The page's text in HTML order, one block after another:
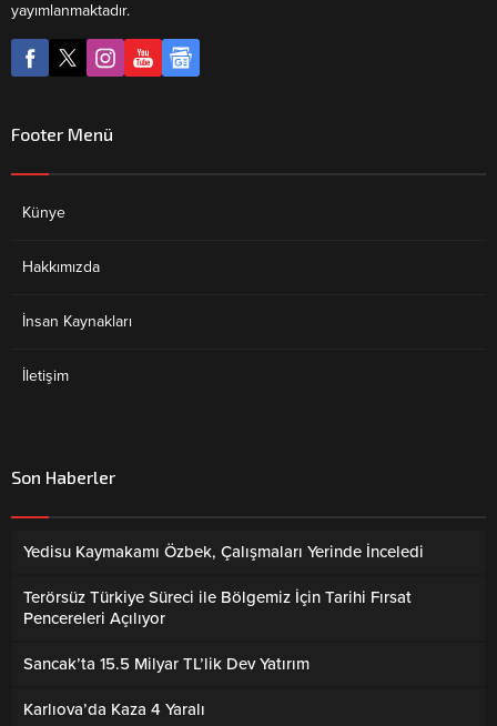
yayımlanmaktadır.
Footer Menü
Künye
Hakkımızda
İnsan Kaynakları
İletişim
Son Haberler
Yedisu Kaymakamı Özbek, Çalışmaları Yerinde İnceledi
Terörsüz Türkiye Süreci ile Bölgemiz İçin Tarihi Fırsat
Pencereleri Açılıyor
Sancak’ta 15.5 Milyar TL’lik Dev Yatırım
Karlıova’da Kaza 4 Yaralı